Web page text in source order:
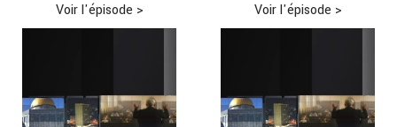
Voir l'épisode > Voir l'épisode >